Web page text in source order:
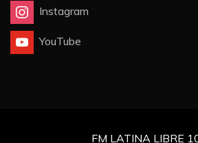
Instagram
YouTube
FM LATINA LIBRE